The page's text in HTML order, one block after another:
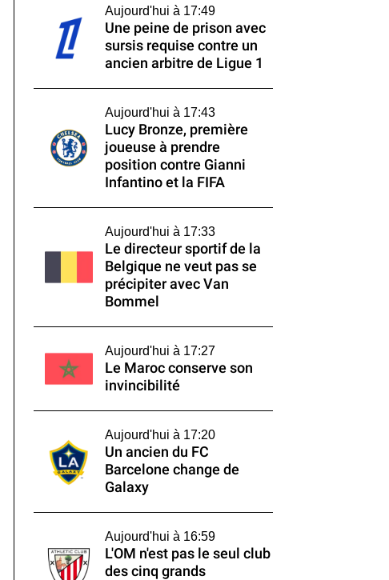
Aujourd'hui à 17:49
Une peine de prison avec
sursis requise contre un
ancien arbitre de Ligue 1
Aujourd'hui à 17:43
Lucy Bronze, première
joueuse à prendre
position contre Gianni
Infantino et la FIFA
Aujourd'hui à 17:33
Le directeur sportif de la
Belgique ne veut pas se
précipiter avec Van
Bommel
Aujourd'hui à 17:27
Le Maroc conserve son
invincibilité
Aujourd'hui à 17:20
Un ancien du FC
Barcelone change de
Galaxy
Aujourd'hui à 16:59
L'OM n'est pas le seul club
des cinq grands